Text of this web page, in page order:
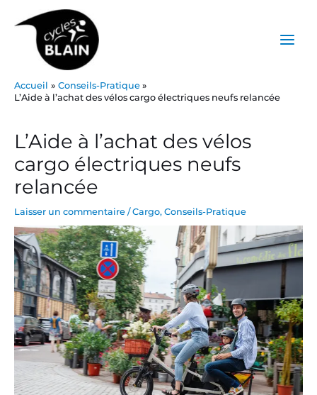
contenu
Menu
Accueil
Conseils-Pratique
L’Aide à l’achat des vélos cargo électriques neufs relancée
L’Aide à l’achat des vélos
cargo électriques neufs
relancée
Laisser un commentaire /Cargo, Conseils-Pratique